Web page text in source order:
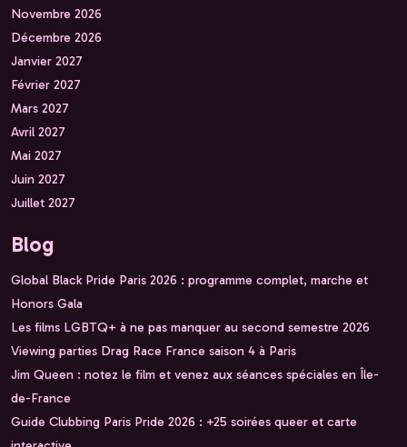
Novembre 2026
Décembre 2026
Janvier 2027
Février 2027
Mars 2027
Avril 2027
Mai 2027
Juin 2027
Juillet 2027
Blog
Global Black Pride Paris 2026 : programme complet, marche et
Honors Gala
Les films LGBTQ+ à ne pas manquer au second semestre 2026
Viewing parties Drag Race France saison 4 à Paris
Jim Queen : notez le film et venez aux séances spéciales en Île-
de-France
Guide Clubbing Paris Pride 2026 : +25 soirées queer et carte